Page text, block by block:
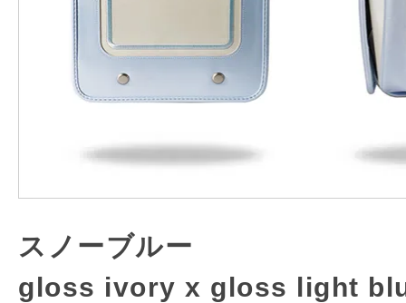
スノーブルー
gloss ivory x gloss light